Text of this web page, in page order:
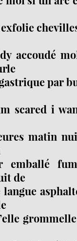
accoudé
par
scared i
matin
emballé
de